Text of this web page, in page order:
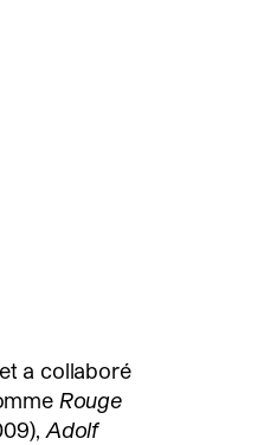
a collaboré
Rouge
Adolf